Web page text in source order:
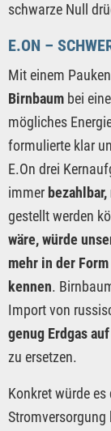
schwarze Null
E.ON –
Mit einem
Birnbaum bei
mögliches
formulierte klar
E.On drei
immer
gestellt werden
wäre, würde
mehr in der
kennen.
Import von
genug Erdgas
zu ersetzen.
Konkret würde
Stromversorgung